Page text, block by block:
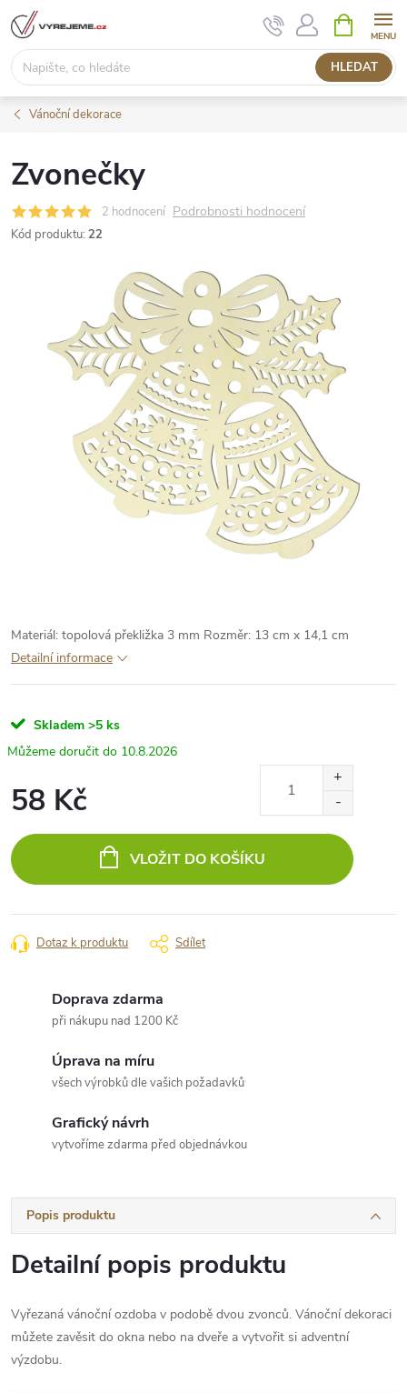
Přejít
na
obsah
HLEDAT
NÁKUPNÍ
KOŠÍK
Vánoční dekorace
Zvonečky
2 hodnocení Podrobnosti hodnocení
Kód produktu: 22
Materiál: topolová překližka 3 mm Rozměr: 13 cm x 14,1 cm
Detailní informace
Skladem >5 ks
10.8.2026
58 Kč
cena:
VLOŽIT DO KOŠÍKU
Dotaz k produktu Sdílet
Doprava zdarma
při nákupu nad 1200 Kč
Úprava na míru
všech výrobků dle vašich požadavků
Grafický návrh
vytvoříme zdarma před objednávkou
Popis produktu
Detailní popis produktu
Vyřezaná vánoční ozdoba v podobě dvou zvonců. Vánoční dekoraci
můžete zavěsit do okna nebo na dveře a vytvořit si adventní
výzdobu.